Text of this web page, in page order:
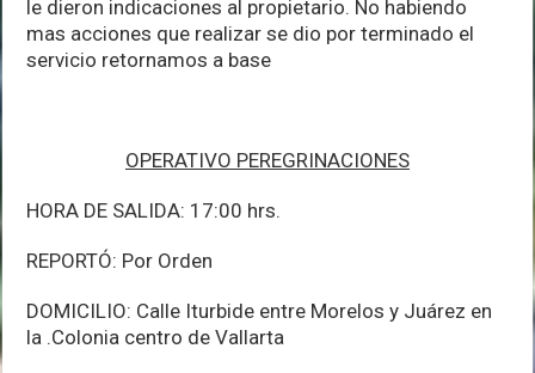
le dieron indicaciones al propietario. No habiendo
mas acciones que realizar se dio por terminado el
servicio retornamos a base
OPERATIVO PEREGRINACIONES
HORA DE SALIDA: 17:00 hrs.
REPORTÓ: Por Orden
DOMICILIO: Calle Iturbide entre Morelos y Juárez en
la .Colonia centro de Vallarta